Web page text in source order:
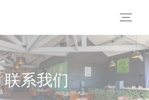
联系我们